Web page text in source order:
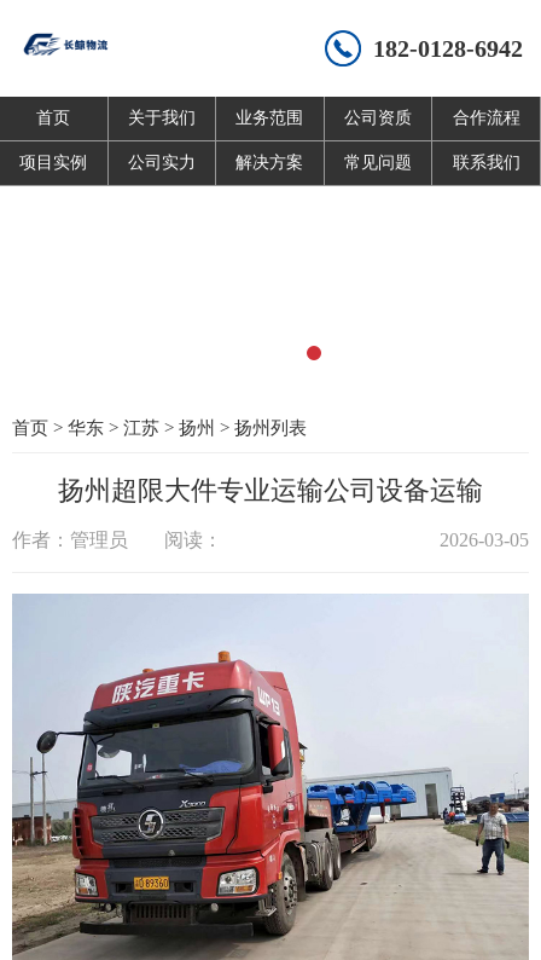
182-0128-6942
首页 关于我们 业务范围 公司资质 合作流程
项目实例 公司实力 解决方案 常见问题 联系我们
首页 > 华东 > 江苏 > 扬州 > 扬州列表
扬州超限大件专业运输公司设备运输
作者：管理员 阅读： 2026-03-05